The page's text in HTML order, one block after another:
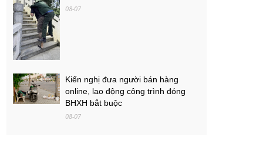
08-07
Kiến nghị đưa người bán hàng
online, lao động công trình đóng
BHXH bắt buộc
08-07